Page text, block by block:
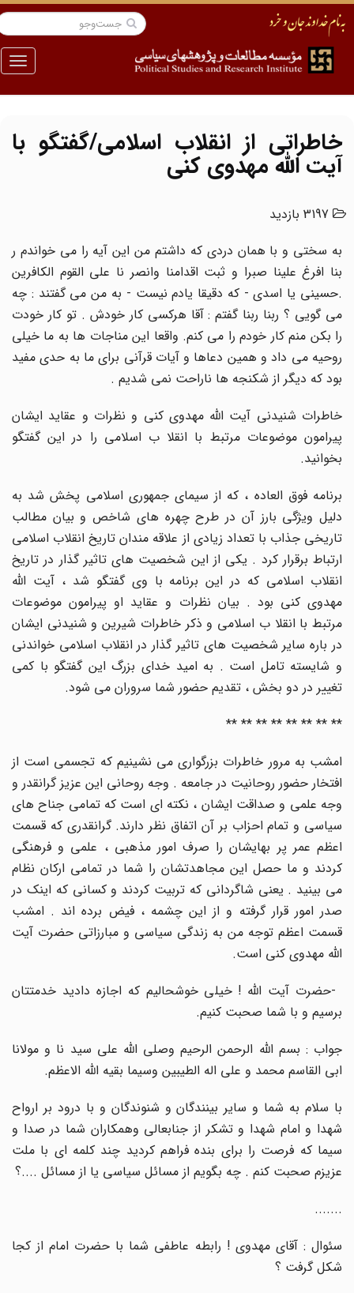
منو
خاطراتی از انقلاب اسلامی/گفتگو با
آیت الله مهدوی کنی
3197 بازدید
به سختی و با همان دردی که داشتم من این آیه را می خواندم ر
بنا افرغ علینا صبرا و ثبت اقدامنا وانصر نا علی القوم الکافرین
.حسینی یا اسدی - که دقیقا یادم نیست - به من می گفتند : چه
می گویی ؟ ربنا ربنا گفتم : آقا هرکسی کار خودش . تو کار خودت
را بکن منم کار خودم را می کنم. واقعا این مناجات ها به ما خیلی
روحیه می داد و همین دعاها و آیات قرآنی برای ما به حدی مفید
بود که دیگر از شکنجه ها ناراحت نمی شدیم .
خاطرات شنیدنی آیت الله مهدوی کنی و نظرات و عقاید ایشان
پیرامون موضوعات مرتبط با انقلا ب اسلامی را در این گفتگو
بخوانید.
برنامه فوق العاده ، که از سیمای جمهوری اسلامی پخش شد به
دلیل ویژگی بارز آن در طرح چهره های شاخص و بیان مطالب
تاریخی جذاب با تعداد زیادی از علاقه مندان تاریخ انقلاب اسلامی
ارتباط برقرار کرد . یکی از این شخصیت های تاثیر گذار در تاریخ
انقلاب اسلامی که در این برنامه با وی گفتگو شد ، آیت الله
مهدوی کنی بود . بیان نظرات و عقاید او پیرامون موضوعات
مرتبط با انقلا ب اسلامی و ذکر خاطرات شیرین و شنیدنی ایشان
در باره سایر شخصیت های تاثیر گذار در انقلاب اسلامی خواندنی
و شایسته تامل است . به امید خدای بزرگ این گفتگو با کمی
تغییر در دو بخش ، تقدیم حضور شما سروران می شود.
** ** ** ** ** ** ** **
امشب به مرور خاطرات بزرگواری می نشینیم که تجسمی است از
افتخار حضور روحانیت در جامعه . وجه روحانی این عزیز گرانقدر و
وجه علمی و صداقت ایشان ، نکته ای است که تمامی جناح های
سیاسی و تمام احزاب بر آن اتفاق نظر دارند. گرانقدری که قسمت
اعظم عمر پر بهایشان را صرف امور مذهبی ، علمی و فرهنگی
کردند و ما حصل این مجاهدتشان را شما در تمامی ارکان نظام
می بینید . یعنی شاگردانی که تربیت کردند و کسانی که اینک در
صدر امور قرار گرفته و از این چشمه ، فیض برده اند . امشب
قسمت اعظم توجه من به زندگی سیاسی و مبارزاتی حضرت آیت
الله مهدوی کنی است.
حضرت آیت الله ! خیلی خوشحالیم که اجازه دادید خدمتتان
برسیم و با شما صحبت کنیم.
جواب : بسم الله الرحمن الرحیم وصلی الله علی سید نا و مولانا
ابی القاسم محمد و علی اله الطیبین وسیما بقیه الله الاعظم.
با سلام به شما و سایر بینندگان و شنوندگان و با درود بر ارواح
شهدا و امام شهدا و تشکر از جنابعالی وهمکاران شما در صدا و
سیما که فرصت را برای بنده فراهم کردید چند کلمه ای با ملت
عزیزم صحبت کنم . چه بگویم از مسائل سیاسی یا از مسائل ....؟
.......
سئوال : آقای مهدوی ! رابطه عاطفی شما با حضرت امام از کجا
شکل گرفت ؟